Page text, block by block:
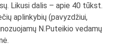
Likusi dalis – apie 40 tūkst.
aplinkybių (pavyzdžiui,
N.Puteikio vedamų